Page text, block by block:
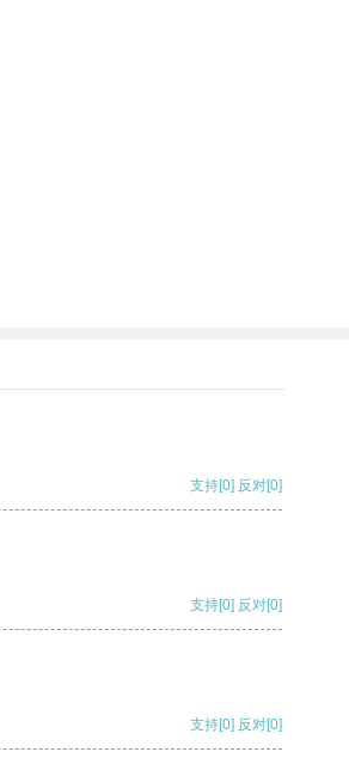
支持[0] 反对[0]
支持[0] 反对[0]
支持[0] 反对[0]